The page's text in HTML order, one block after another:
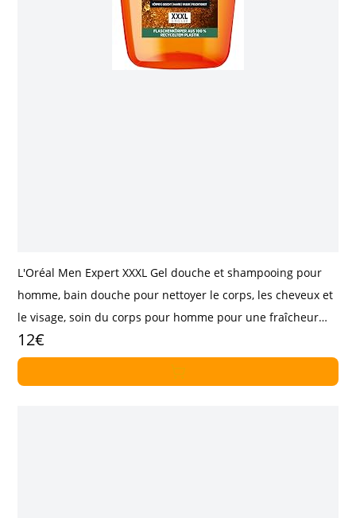
L'Oréal Men Expert XXXL Gel douche et shampooing pour
homme, bain douche pour nettoyer le corps, les cheveux et
le visage, soin du corps pour homme pour une fraîcheur
longue durée à la taurine, Hydra
12€